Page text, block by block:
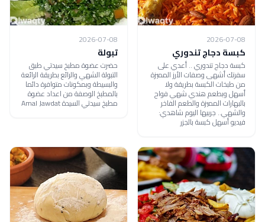
2026-07-08
كبسة دجاج تندوري
كبسة دجاج تندوري .. أعدي على
سفرتك أشهى وصفات الأرز المميزة
من طبخات الكبسة بطريقة ولا
أسهل وبطعم هندي شهي فواح
بالبهارات المميزة والطعم الفاخر
والشهي.. جربيها اليوم شاهدي:
فيديو أسهل كبسة بالجزر
2026-07-08
تبولة
حضرت عضوة مطبخ سيدتي طبق
التبولة الشهي والرائع بطريقة الرائعة
والبسيطة وبمكونات متوافرة دائما
بالمطبخ الوصفة من اعداد عضوة
مطبخ سيدتي السيدة Amal Jawdat